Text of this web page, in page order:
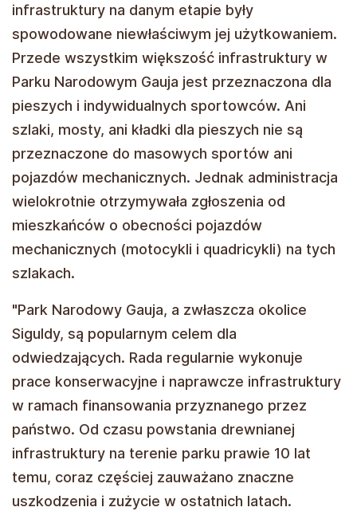
infrastruktury na danym etapie były
spowodowane niewłaściwym jej użytkowaniem.
Przede wszystkim większość infrastruktury w
Parku Narodowym Gauja jest przeznaczona dla
pieszych i indywidualnych sportowców. Ani
szlaki, mosty, ani kładki dla pieszych nie są
przeznaczone do masowych sportów ani
pojazdów mechanicznych. Jednak administracja
wielokrotnie otrzymywała zgłoszenia od
mieszkańców o obecności pojazdów
mechanicznych (motocykli i quadricykli) na tych
szlakach.
"Park Narodowy Gauja, a zwłaszcza okolice
Siguldy, są popularnym celem dla
odwiedzających. Rada regularnie wykonuje
prace konserwacyjne i naprawcze infrastruktury
w ramach finansowania przyznanego przez
państwo. Od czasu powstania drewnianej
infrastruktury na terenie parku prawie 10 lat
temu, coraz częściej zauważano znaczne
uszkodzenia i zużycie w ostatnich latach.